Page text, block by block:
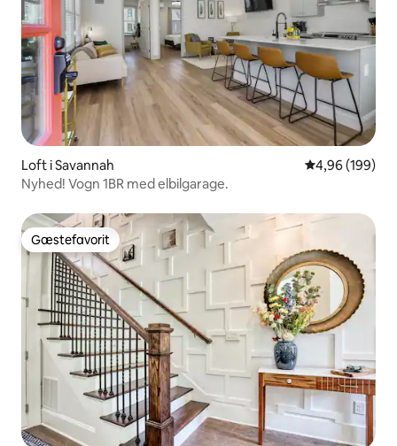
Loft i Savannah 4,96 ud af 5 i
4,96 (199)
Nyhed! Vogn 1BR med elbilgarage.
Gæstefavorit
Gæstefavorit